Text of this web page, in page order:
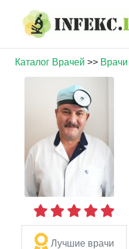
Каталог Врачей >>
Лучшие врачи